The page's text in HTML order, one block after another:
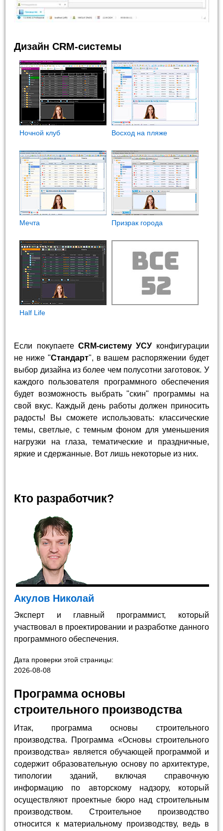
Дизайн CRM-системы
Ночной клуб Восход на пляже
Мечта Призрак города
Half Life
Если покупаете CRM-систему УСУ конфигурации
не ниже "Стандарт", в вашем распоряжении будет
выбор дизайна из более чем полусотни заготовок. У
каждого пользователя программного обеспечения
будет возможность выбрать "скин" программы на
свой вкус. Каждый день работы должен приносить
радость! Вы сможете использовать: классические
темы, светлые, с темным фоном для уменьшения
нагрузки на глаза, тематические и праздничные,
яркие и сдержанные. Вот лишь некоторые из них.
Кто разработчик?
Акулов Николай
Эксперт и главный программист, который
участвовал в проектировании и разработке данного
программного обеспечения.
Дата проверки этой страницы:
2026-08-08
Программа основы
строительного производства
Итак, программа основы строительного
производства. Программа «Основы строительного
производства» является обучающей программой и
содержит образовательную основу по архитектуре,
типологии зданий, включая справочную
информацию по авторскому надзору, который
осуществляют проектные бюро над строительным
производством. Строительное производство
относится к материальному производству, ведь в